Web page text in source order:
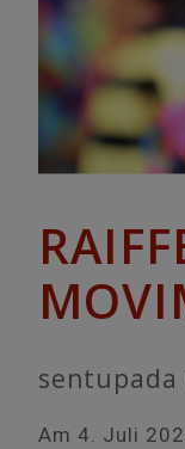
Am 4. Juli